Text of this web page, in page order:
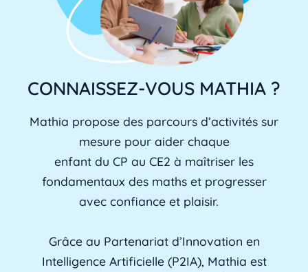
CONNAISSEZ-VOUS MATHIA ?
Mathia propose des parcours d’activités sur
mesure pour aider chaque
enfant du CP au CE2 à maîtriser les
fondamentaux des maths et progresser
avec confiance et plaisir.
Grâce au Partenariat d’Innovation en
Intelligence Artificielle (P2IA), Mathia est